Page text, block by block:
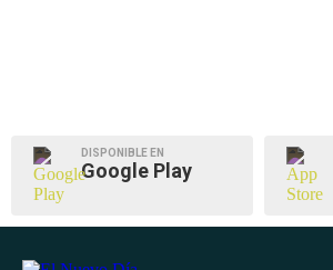
DISPONIBLE EN
Google Play